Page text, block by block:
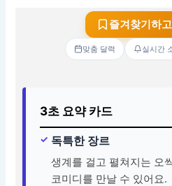
즐겨찾기하
맞춤 달력 실시간
3초 요약 카드
독특한 장르
생계를 걸고 펼쳐지는 오
코미디를 만날 수 있어요.